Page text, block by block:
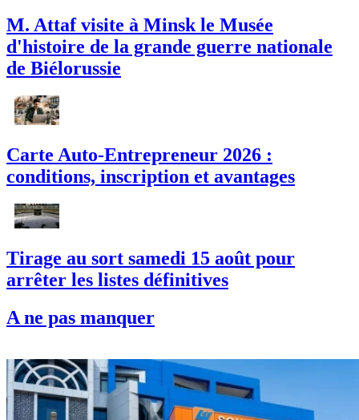
M. Attaf visite à Minsk le Musée
d'histoire de la grande guerre nationale
de Biélorussie
Carte Auto-Entrepreneur 2026 :
conditions, inscription et avantages
Tirage au sort samedi 15 août pour
arrêter les listes définitives
A ne pas manquer